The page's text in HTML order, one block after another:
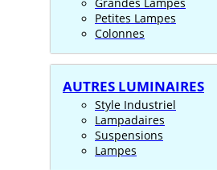
Petites Lampes
Colonnes
AUTRES LUMINAIRES
Style Industriel
Lampadaires
Suspensions
Lampes